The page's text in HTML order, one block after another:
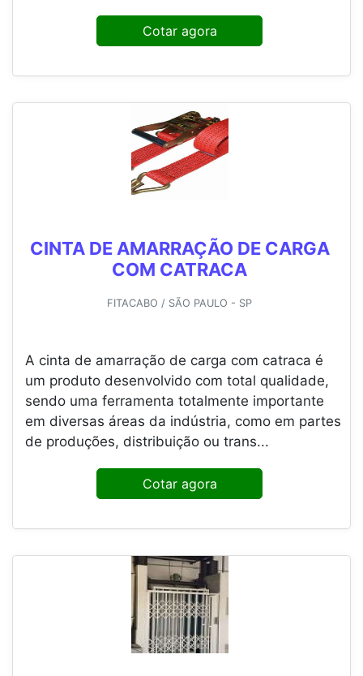
Cotar agora
CINTA DE AMARRAÇÃO DE CARGA
COM CATRACA
FITACABO / SÃO PAULO - SP
A cinta de amarração de carga com catraca é
um produto desenvolvido com total qualidade,
sendo uma ferramenta totalmente importante
em diversas áreas da indústria, como em partes
de produções, distribuição ou trans...
Cotar agora